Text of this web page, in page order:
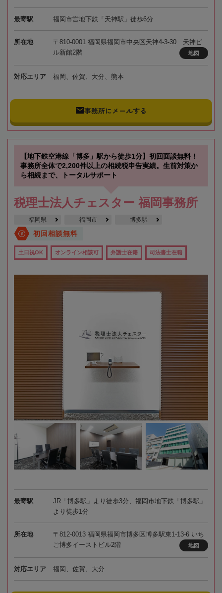
最寄駅 福岡市営地下鉄「天神駅」徒歩6分
所在地
〒810-0001 福岡県福岡市中央区天神4-3-30 天神ビ
ル新館2階
地図
対応エリア 福岡、佐賀、大分、熊本
事務所にメールする
【地下鉄空港線「博多」駅から徒歩1分】初回面談無料！
事務所全体で2,200件以上の相続税申告実績。生前対策か
ら相続まで、トータルサポート
税理士法人チェスター 福岡事務所
福岡県 福岡市 博多駅
初回相談無料
土日祝OK オンライン相談可 弁護士在籍 司法書士在籍
最寄駅
JR「博多駅」より徒歩3分、福岡市地下鉄「博多駅」
より徒歩1分
所在地
〒812-0013 福岡県福岡市博多区博多駅東1-13-6 いち
ご博多イーストビル2階
地図
対応エリア 福岡、佐賀、大分